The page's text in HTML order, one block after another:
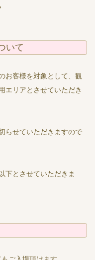
いて
お客様を対象として、観
エリアとさせていただき
らせていただきますので
下とさせていただきま